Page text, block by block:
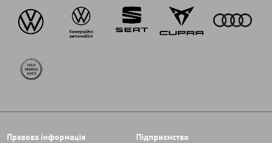
Правова інформація Підприємство